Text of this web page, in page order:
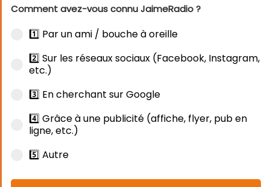
Comment avez-vous connu JaimeRadio ?
1️⃣ Par un ami / bouche à oreille
2️⃣ Sur les réseaux sociaux (Facebook, Instagram,
etc.)
3️⃣ En cherchant sur Google
4️⃣ Grâce à une publicité (affiche, flyer, pub en
ligne, etc.)
5️⃣ Autre